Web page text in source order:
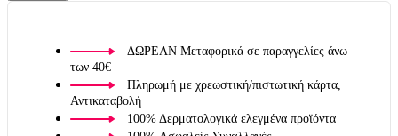
ΔΩΡΕΑΝ Μεταφορικά σε παραγγελίες άνω
των 40€
Πληρωμή με χρεωστική/πιστωτική κάρτα,
Αντικαταβολή
100% Δερματολογικά ελεγμένα προϊόντα